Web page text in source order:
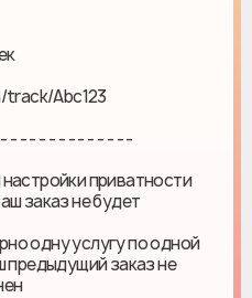
Abc123
- - - - - - - - - - - - -
приватности
заказ не будет
одну услугу по одной
предыдущий заказ не